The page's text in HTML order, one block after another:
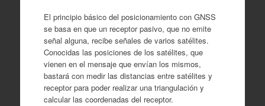
El principio básico del posicionamiento con GNSS
se basa en que un receptor pasivo, que no emite
señal alguna, recibe señales de varios satélites.
Conocidas las posiciones de los satélites, que
vienen en el mensaje que envían los mismos,
bastará con medir las distancias entre satélites y
receptor para poder realizar una triangulación y
calcular las coordenadas del receptor.